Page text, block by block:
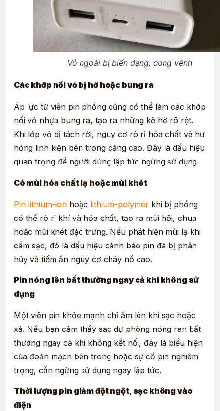
Vỏ ngoài bị biến dạng, cong vênh
Các khớp nối vỏ bị hở hoặc bung ra
Áp lực từ viên pin phồng cũng có thể làm các khớp
nối vỏ nhựa bung ra, tạo ra những kẽ hở rõ rệt.
Khi lớp vỏ bị tách rời, nguy cơ rò rỉ hóa chất và hư
hỏng linh kiện bên trong càng cao. Đây là dấu hiệu
quan trọng để người dùng lập tức ngừng sử dụng.
Có mùi hóa chất lạ hoặc mùi khét
Pin lithium-ion hoặc lithium-polymer khi bị phồng
có thể rò rỉ khí và hóa chất, tạo ra mùi hôi, chua
hoặc mùi khét đặc trưng. Nếu phát hiện mùi lạ khi
cầm sạc, đó là dấu hiệu cảnh báo pin đã bị phân
hủy và tiềm ẩn nguy cơ cháy nổ cao.
Pin nóng lên bất thường ngay cả khi không sử
dụng
Một viên pin khỏe mạnh chỉ ấm lên khi sạc hoặc
xả. Nếu bạn cảm thấy sạc dự phòng nóng ran bất
thường ngay cả khi không kết nối, đây là biểu hiện
của đoản mạch bên trong hoặc sự cố pin nghiêm
trọng, cần ngừng sử dụng ngay lập tức.
Thời lượng pin giảm đột ngột, sạc không vào
điện